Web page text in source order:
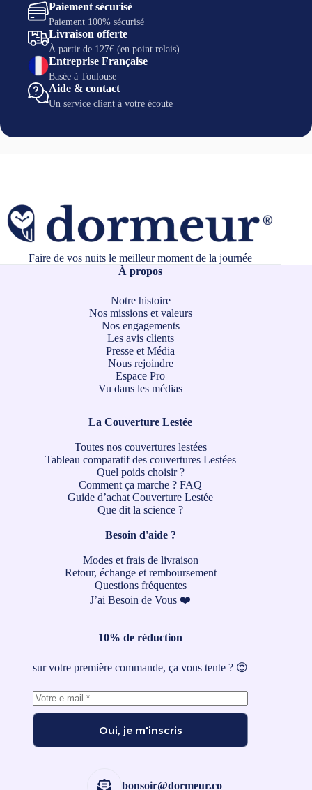
Paiement sécurisé
Paiement 100% sécurisé
Livraison offerte
À partir de 127€ (en point relais)
Entreprise Française
Basée à Toulouse
Aide & contact
Un service client à votre écoute
Faire de vos nuits le meilleur moment de la journée
À propos
Notre histoire
Nos missions et valeurs
Nos engagements
Les avis clients
Presse et Média
Nous rejoindre
Espace Pro
Vu dans les médias
La Couverture Lestée
Toutes nos couvertures lestées
Tableau comparatif des couvertures Lestées
Quel poids choisir ?
Comment ça marche ? FAQ
Guide d’achat Couverture Lestée
Que dit la science ?
Besoin d'aide ?
Modes et frais de livraison
Retour, échange et remboursement
Questions fréquentes
J’ai Besoin de Vous ❤️
10% de réduction
sur votre première commande, ça vous tente ? 😍
Oui, je m'inscris
bonsoir@dormeur.co